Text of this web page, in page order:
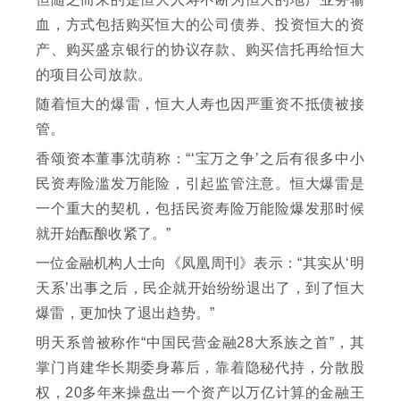
血，方式包括购买恒大的公司债券、投资恒大的资
产、购买盛京银行的协议存款、购买信托再给恒大
的项目公司放款。
随着恒大的爆雷，恒大人寿也因严重资不抵债被接
管。
香颂资本董事沈萌称：“‘宝万之争’之后有很多中小
民资寿险滥发万能险，引起监管注意。恒大爆雷是
一个重大的契机，包括民资寿险万能险爆发那时候
就开始酝酿收紧了。”
一位金融机构人士向《凤凰周刊》表示：“其实从‘明
天系’出事之后，民企就开始纷纷退出了，到了恒大
爆雷，更加快了退出趋势。”
明天系曾被称作“中国民营金融28大系族之首”，其
掌门肖建华长期委身幕后，靠着隐秘代持，分散股
权，20多年来操盘出一个资产以万亿计算的金融王